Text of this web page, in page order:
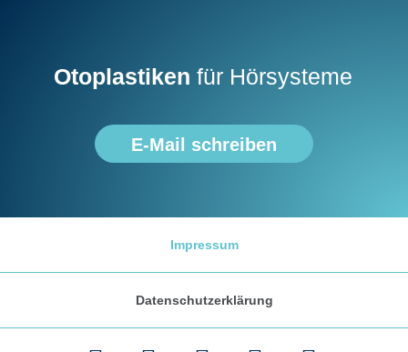
Otoplastiken für Hörsysteme
E-Mail schreiben
Impressum
Datenschutzerklärung